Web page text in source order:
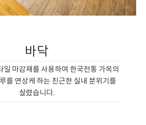
바닥
일 마감재를 사용하여 한국전통 가옥의
를 연상케 하는 친근한 실내 분위기를
살렸습니다.